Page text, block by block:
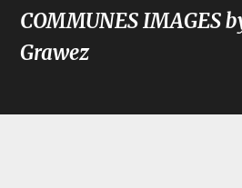
COMMUNES IMAGES
Grawez